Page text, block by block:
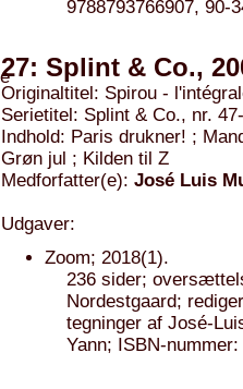
9788793766907, 90-
27: Splint & Co.,
Originaltitel: Spirou -
Serietitel: Splint & Co., nr.
Indhold: Paris drukner! ;
Grøn jul ; Kilden til Z
Medforfatter(e): José Luis
Udgaver:
Zoom; 2018(1).
236 sider;
Nordestgaard;
tegninger af José-
Yann; ISBN-